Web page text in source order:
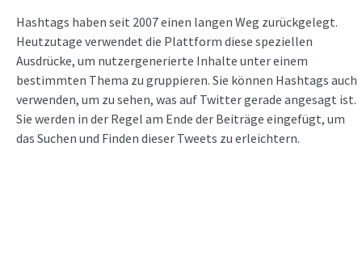
Hashtags haben seit 2007 einen langen Weg zurückgelegt.
Heutzutage verwendet die Plattform diese speziellen
Ausdrücke, um nutzergenerierte Inhalte unter einem
bestimmten Thema zu gruppieren. Sie können Hashtags auch
verwenden, um zu sehen, was auf Twitter gerade angesagt ist.
Sie werden in der Regel am Ende der Beiträge eingefügt, um
das Suchen und Finden dieser Tweets zu erleichtern.